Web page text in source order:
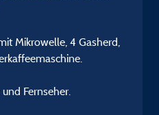
Mikrowelle, 4 Gasherd,
Fernseher.